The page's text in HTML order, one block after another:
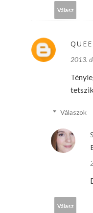
Válasz
2013.
Válaszok
Válasz